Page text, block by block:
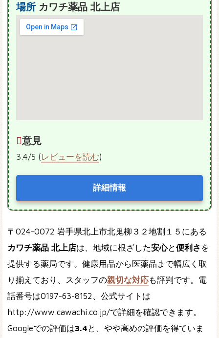
場所 カワチ薬品 北上店
意見
3.4/5 (レビューを読む)
詳細情報
〒024-0072 岩手県北上市北鬼柳３２地割１５にある
カワチ薬品 北上店は、地域に根ざした安心と便利さ を
提供する薬局です。健康用品から医薬品まで幅広く取
り揃えており、スタッフの親切な対応も評判です。電
話番号は0197-63-8152、公式サイトは
http://www.cawachi.co.jp/で詳細を確認できます。
Googleでの評価は3.4 と、やや高めの評価を得ていま